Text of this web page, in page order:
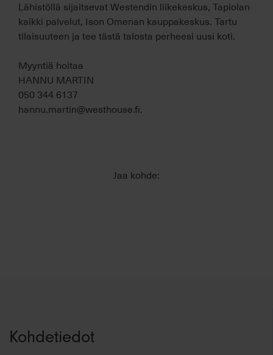
Lähistöllä sijaitsevat Westendin liikekeskus, Tapiolan
kaikki palvelut, Ison Omenan kauppakeskus. Tartu
tilaisuuteen ja tee tästä talosta perheesi uusi koti.
Myyntiä hoitaa
HANNU MARTIN
050 344 6137
hannu.martin@westhouse.fi.
Jaa kohde:
Kohdetiedot